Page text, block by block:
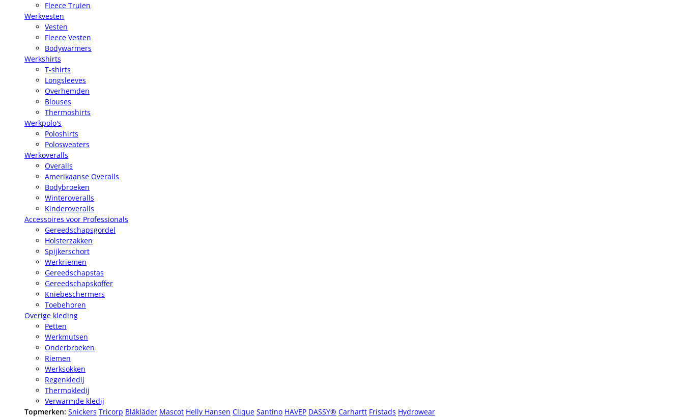
Fleece Truien
Werkvesten
Vesten
Fleece Vesten
Bodywarmers
Werkshirts
T-shirts
Longsleeves
Overhemden
Blouses
Thermoshirts
Werkpolo's
Poloshirts
Polosweaters
Werkoveralls
Overalls
Amerikaanse Overalls
Bodybroeken
Winteroveralls
Kinderoveralls
Accessoires voor Professionals
Gereedschapsgordel
Holsterzakken
Spijkerschort
Werkriemen
Gereedschapstas
Gereedschapskoffer
Kniebeschermers
Toebehoren
Overige kleding
Petten
Werkmutsen
Onderbroeken
Riemen
Werksokken
Regenkledij
Thermokledij
Verwarmde kledij
Topmerken: Snickers Tricorp Bläkläder Mascot Helly Hansen Clique Santino HAVEP DASSY® Carhartt Fristads Hydrowear